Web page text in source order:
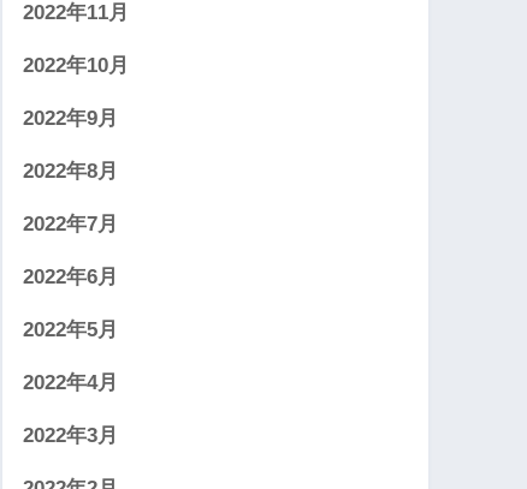
2022年11月
2022年10月
2022年9月
2022年8月
2022年7月
2022年6月
2022年5月
2022年4月
2022年3月